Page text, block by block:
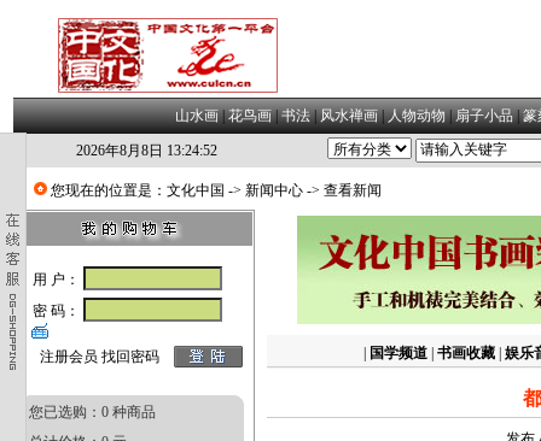
山水画|花鸟画|书法|风水禅画|人物动物|扇子小品|篆
2026年8月8日 13:24:53
您现在的位置是： 文化中国 -> 新闻中心 -> 查看新闻
用 户：
密 码：
注册会员 找回密码
您已选购：0 种商品
国学频道 书画收藏 娱乐